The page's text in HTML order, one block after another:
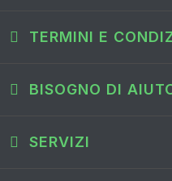
TERMINI E
BISOGNO DI
SERVIZI